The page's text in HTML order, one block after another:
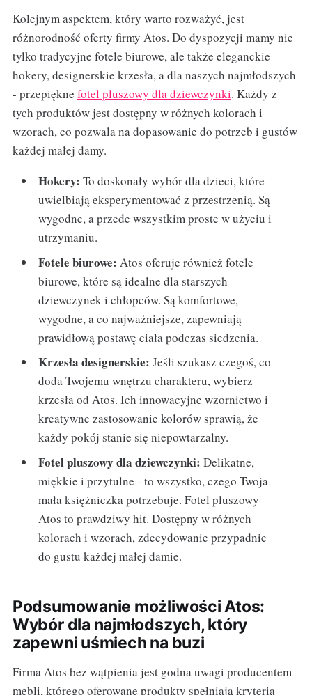
Kolejnym aspektem, który warto rozważyć, jest
różnorodność oferty firmy Atos. Do dyspozycji mamy nie
tylko tradycyjne fotele biurowe, ale także eleganckie
hokery, designerskie krzesła, a dla naszych najmłodszych
- przepiękne fotel pluszowy dla dziewczynki. Każdy z
tych produktów jest dostępny w różnych kolorach i
wzorach, co pozwala na dopasowanie do potrzeb i gustów
każdej małej damy.
Hokery: To doskonały wybór dla dzieci, które
uwielbiają eksperymentować z przestrzenią. Są
wygodne, a przede wszystkim proste w użyciu i
utrzymaniu.
Fotele biurowe: Atos oferuje również fotele
biurowe, które są idealne dla starszych
dziewczynek i chłopców. Są komfortowe,
wygodne, a co najważniejsze, zapewniają
prawidłową postawę ciała podczas siedzenia.
Krzesła designerskie: Jeśli szukasz czegoś, co
doda Twojemu wnętrzu charakteru, wybierz
krzesła od Atos. Ich innowacyjne wzornictwo i
kreatywne zastosowanie kolorów sprawią, że
każdy pokój stanie się niepowtarzalny.
Fotel pluszowy dla dziewczynki: Delikatne,
miękkie i przytulne - to wszystko, czego Twoja
mała księżniczka potrzebuje. Fotel pluszowy
Atos to prawdziwy hit. Dostępny w różnych
kolorach i wzorach, zdecydowanie przypadnie
do gustu każdej małej damie.
Podsumowanie możliwości Atos:
Wybór dla najmłodszych, który
zapewni uśmiech na buzi
Firma Atos bez wątpienia jest godna uwagi producentem
mebli, którego oferowane produkty spełniają kryteria